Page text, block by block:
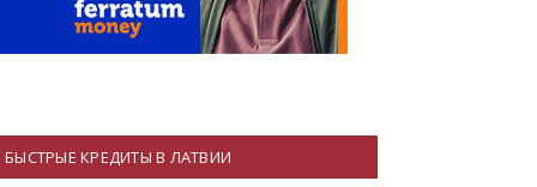
БЫСТРЫЕ КРЕДИТЫ В ЛАТВИИ